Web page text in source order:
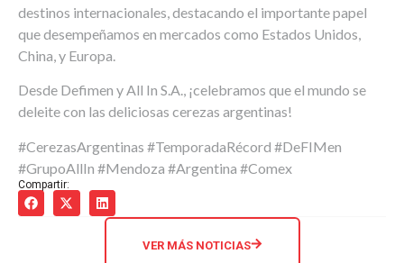
destinos internacionales, destacando el importante papel
que desempeñamos en mercados como Estados Unidos,
China, y Europa.
Desde Defimen y All In S.A., ¡celebramos que el mundo se
deleite con las deliciosas cerezas argentinas!
#CerezasArgentinas #TemporadaRécord #DeFIMen
#GrupoAllIn #Mendoza #Argentina #Comex
Compartir:
VER MÁS NOTICIAS